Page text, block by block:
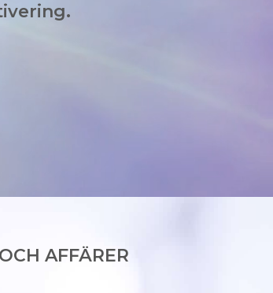
AFFÄRER